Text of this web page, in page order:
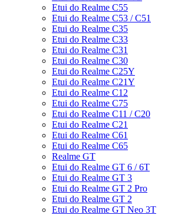
Etui do Realme C55
Etui do Realme C53 / C51
Etui do Realme C35
Etui do Realme C33
Etui do Realme C31
Etui do Realme C30
Etui do Realme C25Y
Etui do Realme C21Y
Etui do Realme C12
Etui do Realme C75
Etui do Realme C11 / C20
Etui do Realme C21
Etui do Realme C61
Etui do Realme C65
Realme GT
Etui do Realme GT 6 / 6T
Etui do Realme GT 3
Etui do Realme GT 2 Pro
Etui do Realme GT 2
Etui do Realme GT Neo 3T